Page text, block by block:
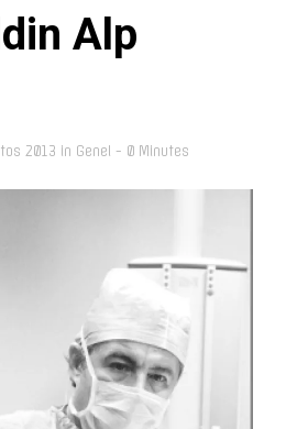
Alp
2013 in Genel - 0 Minutes